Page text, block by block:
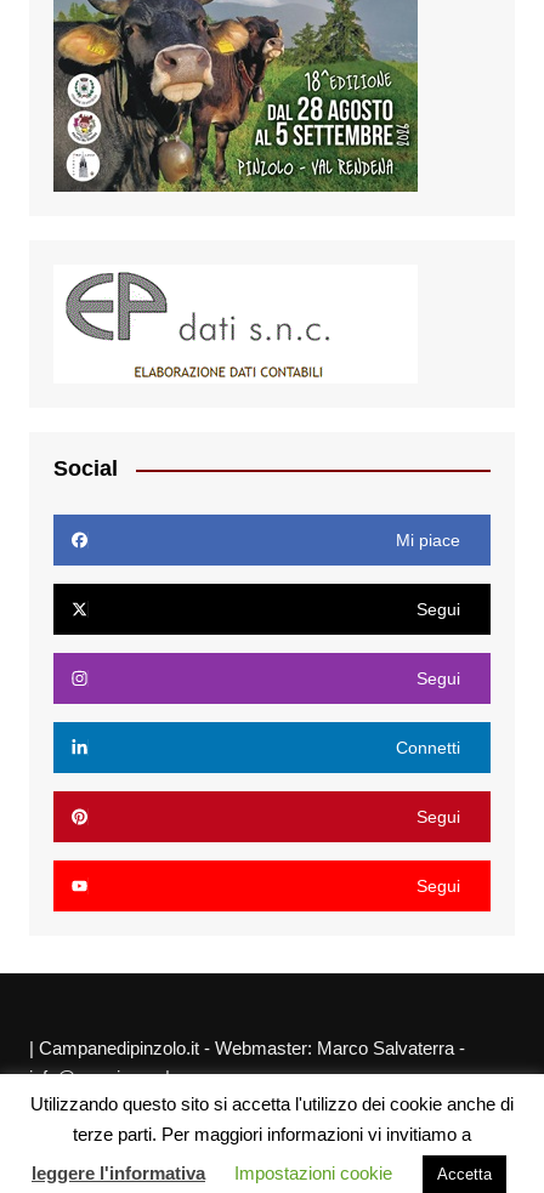
Social
Mi piace
Segui
Segui
Connetti
Segui
Segui
| Campanedipinzolo.it - Webmaster: Marco Salvaterra -
info@agraria.org |
Chi siamo Privacy Policy Sitemap Link utili
Utilizzando questo sito si accetta l'utilizzo dei cookie anche di
terze parti. Per maggiori informazioni vi invitiamo a
leggere l'informativa
Impostazioni cookie Accetta